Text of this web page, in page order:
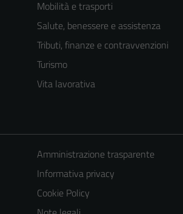
Mobilità e trasporti
Salute, benessere e assistenza
Tributi, finanze e contravvenzioni
Turismo
Vita lavorativa
Amministrazione trasparente
Informativa privacy
Cookie Policy